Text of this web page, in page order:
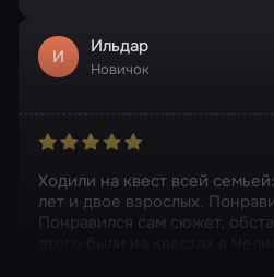
И Ильдар
Новичок
Ходили на квест всей
лет и двое взрослых.
Понравился сам сюжет,